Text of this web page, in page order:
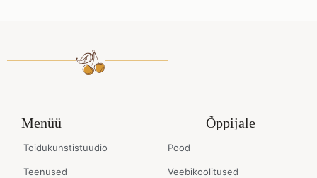
Menüü
Toidukunstistuudio
Teenused
Õppijale
Pood
Veebikoolitused